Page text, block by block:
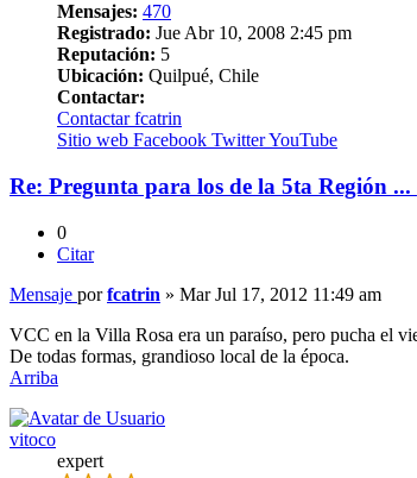
Mensajes: 470
Registrado: Jue Abr 10, 2008 2:45 pm
Reputación: 5
Ubicación: Quilpué, Chile
Contactar:
Contactar fcatrin
Sitio web Facebook TwitterYouTube
Re: Pregunta para los de la 5ta Región ...
0
Citar
Mensaje porfcatrin » Mar Jul 17, 2012 11:49 am
VCC en la Villa Rosa era un paraíso, pero pucha el
De todas formas, grandioso local de la época.
Arriba
vitoco
expert